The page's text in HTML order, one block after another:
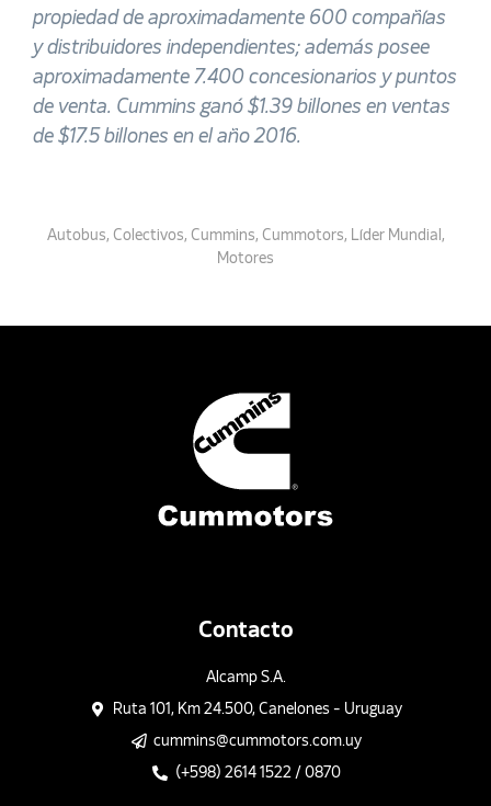
propiedad de aproximadamente 600 compañías
y distribuidores independientes; además posee
aproximadamente 7.400 concesionarios y puntos
de venta. Cummins ganó $1.39 billones en ventas
de $17.5 billones en el año 2016.
Autobus, Colectivos, Cummins, Cummotors, Líder Mundial ,
Motores
Contacto
Alcamp S.A.
Ruta 101, Km 24.500, Canelones - Uruguay
cummins@cummotors.com.uy
(+598) 2614 1522 / 0870